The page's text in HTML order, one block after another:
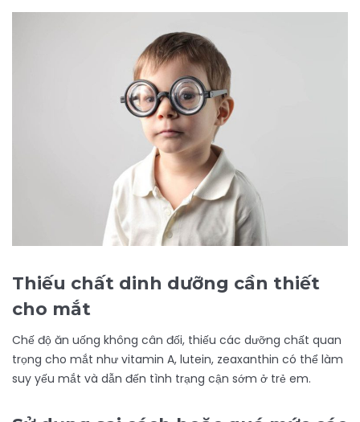
Thiếu chất dinh dưỡng cần thiết
cho mắt
Chế độ ăn uống không cân đối, thiếu các dưỡng chất quan
trọng cho mắt như vitamin A, lutein, zeaxanthin có thể làm
suy yếu mắt và dẫn đến tình trạng cận sớm ở trẻ em.